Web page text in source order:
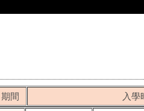
期間 入學